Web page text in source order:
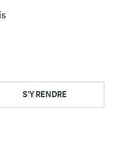
S'Y RENDRE